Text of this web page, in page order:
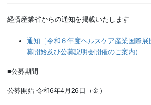
経済産業省からの通知を掲載いたします
通知（令和６年度ヘルスケア産業国際
募開始及び公募説明会開催のご案内）
■公募期間
公募開始 令和6年4月26日（金）